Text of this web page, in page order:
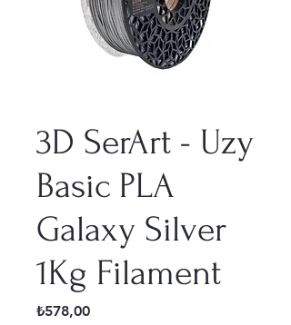
3D SerArt - Uzy
Basic PLA
Galaxy Silver
1Kg Filament
₺578,00Fiyat